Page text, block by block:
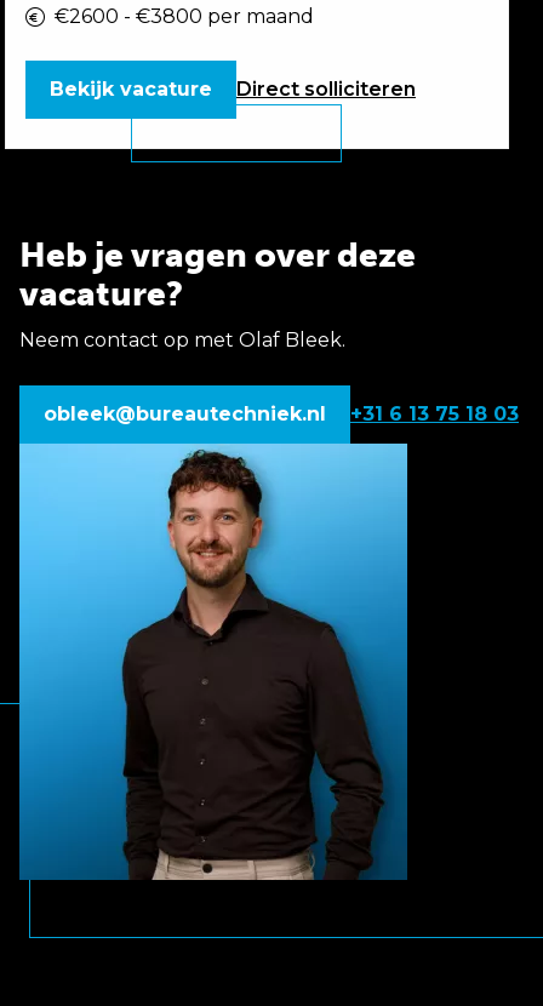
€2600 - €3800 per maand
Direct solliciteren
Bekijk vacature
Heb je vragen over deze
vacature?
Neem contact op met Olaf Bleek.
obleek@bureautechniek.nl +31 6 13 75 18 03